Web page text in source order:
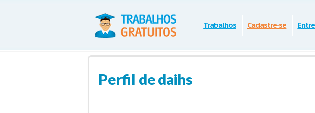
Trabalhos Cadastre-se Entre
Perfil de daihs